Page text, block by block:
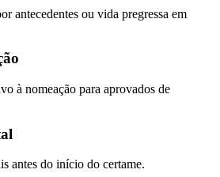
antecedentes ou vida pregressa em
à nomeação para aprovados de
antes do início do certame.